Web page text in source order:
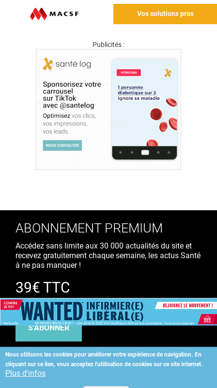
Vos solutions pros
Publicités :
Nous utilisons les cookies pour améliorer votre expérience de navigation. En
cliquant sur ce lien, vous acceptez l'utilisation de cookies sur ce site internet.
Plus d'infos
ABONNEMENT PREMIUM
Accédez sans limite aux 30 000 actualités du site et
recevez gratuitement chaque semaine, les actus Santé
à ne pas manquer !
39€ TTC
/ an
S'ABONNER
Copyright